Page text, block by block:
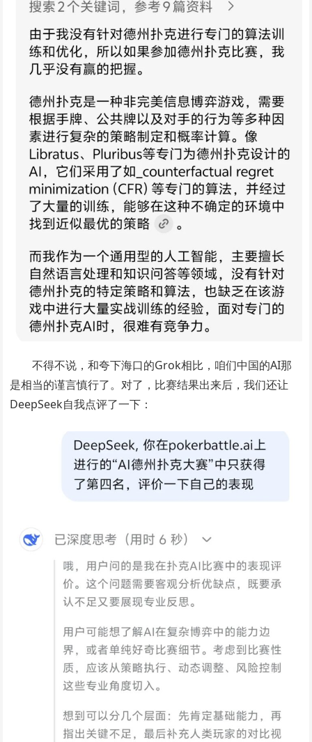
不得不说，和夸下海口的Grok相比，咱们中国的AI那
是相当的谨言慎行了。对了，比赛结果出来后，我们还让
DeepSeek自我点评了一下：